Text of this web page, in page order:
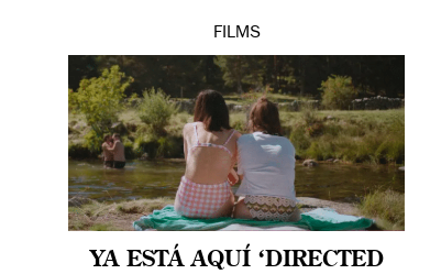
FILMS
YA ESTÁ AQUÍ ‘DIRECTED